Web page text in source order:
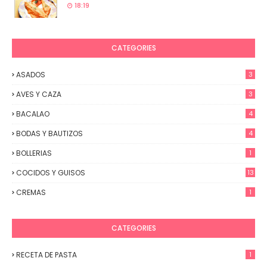
18:19
CATEGORIES
ASADOS 3
AVES Y CAZA 3
BACALAO 4
BODAS Y BAUTIZOS 4
BOLLERIAS 1
COCIDOS Y GUISOS 13
CREMAS 1
CATEGORIES
RECETA DE PASTA 1